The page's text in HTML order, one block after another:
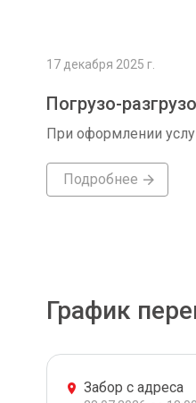
17 декабря 2025 г.
Погрузо-
При оформлении
Подробнее
График
Забор с адреса